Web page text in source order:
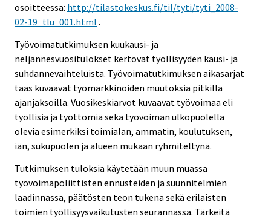
osoitteessa: http://tilastokeskus.fi/til/tyti/tyti_2008-
02-19_tlu_001.html .
Työvoimatutkimuksen kuukausi- ja
neljännesvuositulokset kertovat työllisyyden kausi- ja
suhdannevaihteluista. Työvoimatutkimuksen aikasarjat
taas kuvaavat työmarkkinoiden muutoksia pitkillä
ajanjaksoilla. Vuosikeskiarvot kuvaavat työvoimaa eli
työllisiä ja työttömiä sekä työvoiman ulkopuolella
olevia esimerkiksi toimialan, ammatin, koulutuksen,
iän, sukupuolen ja alueen mukaan ryhmiteltynä.
Tutkimuksen tuloksia käytetään muun muassa
työvoimapoliittisten ennusteiden ja suunnitelmien
laadinnassa, päätösten teon tukena sekä erilaisten
toimien työllisyysvaikutusten seurannassa. Tärkeitä